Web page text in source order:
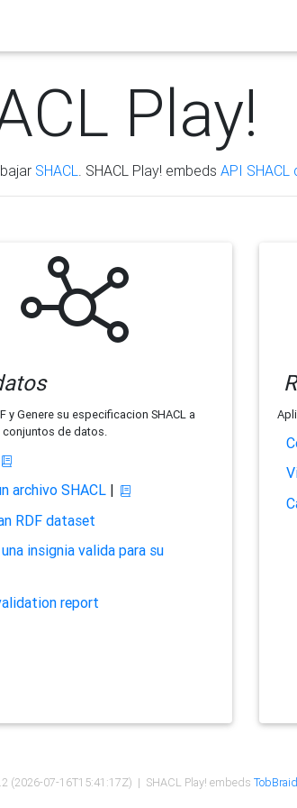
Play!
SHACL . SHACL Play! embeds API SHACL
y Genere su especificacion SHACL a
conjuntos de datos.
archivo SHACL|
RDF dataset
insignia valida para su
report
(2026-07-16T15:41:17Z) | SHACL Play! embeds